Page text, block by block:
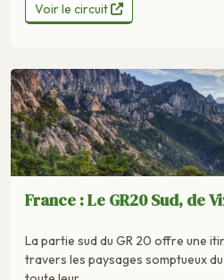
Voir le circuit
France : Le GR20 Sud, de
La partie sud du GR 20 offre une
travers les paysages somptueux